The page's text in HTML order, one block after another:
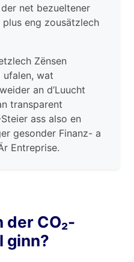
net bezueltener
eng zousätzlech
Zënsen
ufalen, wat
an d’Luucht
transparent
ass also en
gesonder Finanz- a
Entreprise.
der CO₂-
ginn?